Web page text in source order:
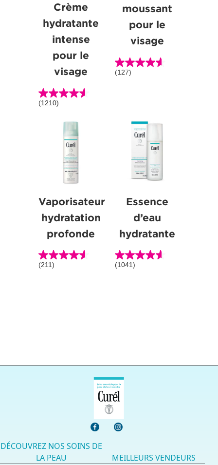
Crème
hydratante
intense
pour le
visage
(1210)
4.6
évaluations
moussant
pour le
visage
(127)
4.6
évaluations
Vaporisateur
hydratation
profonde
(211)
4.6
Essence
d’eau
hydratante
(1041)
4.6
DÉCOUVREZ NOS SOINS DE
LA PEAU
MEILLEURS VENDEURS